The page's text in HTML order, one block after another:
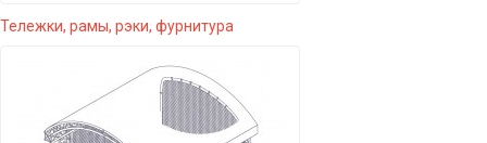
Тележки, рамы, рэки, фурнитура